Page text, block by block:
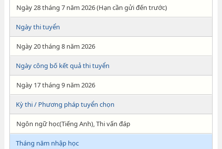
Ngày 28 tháng 7 năm 2026 (Hạn cần gửi đến trước)
Ngày thi tuyển
Ngày 20 tháng 8 năm 2026
Ngày công bố kết quả thi tuyển
Ngày 17 tháng 9 năm 2026
Kỳ thi / Phương pháp tuyển chọn
Ngôn ngữ học(Tiếng Anh), Thi vấn đáp
Tháng năm nhập học